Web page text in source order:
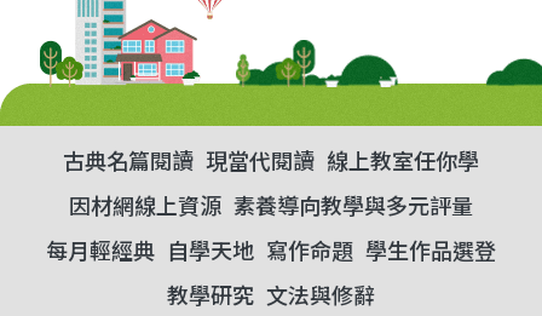
古典名篇閱讀 現當代閱讀 線上教室任你學
因材網線上資源 素養導向教學與多元評量
每月輕經典 自學天地 寫作命題 學生作品選登
教學研究 文法與修辭